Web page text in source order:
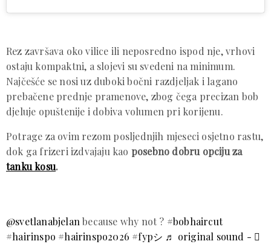
Rez završava oko vilice ili neposredno ispod nje, vrhovi
ostaju kompaktni, a slojevi su svedeni na minimum.
Najčešće se nosi uz duboki bočni razdjeljak i lagano
prebačene prednje pramenove, zbog čega precizan bob
djeluje opuštenije i dobiva volumen pri korijenu.
Potrage za ovim rezom posljednjih mjeseci osjetno rastu,
dok ga frizeri izdvajaju kao posebno dobru opciju za
tanku kosu.
@svetlanabjelanbecause why not ? #bobhaircut
#hairinspo #hairinspo2026 #fypシ ♬ original sound - ⃟